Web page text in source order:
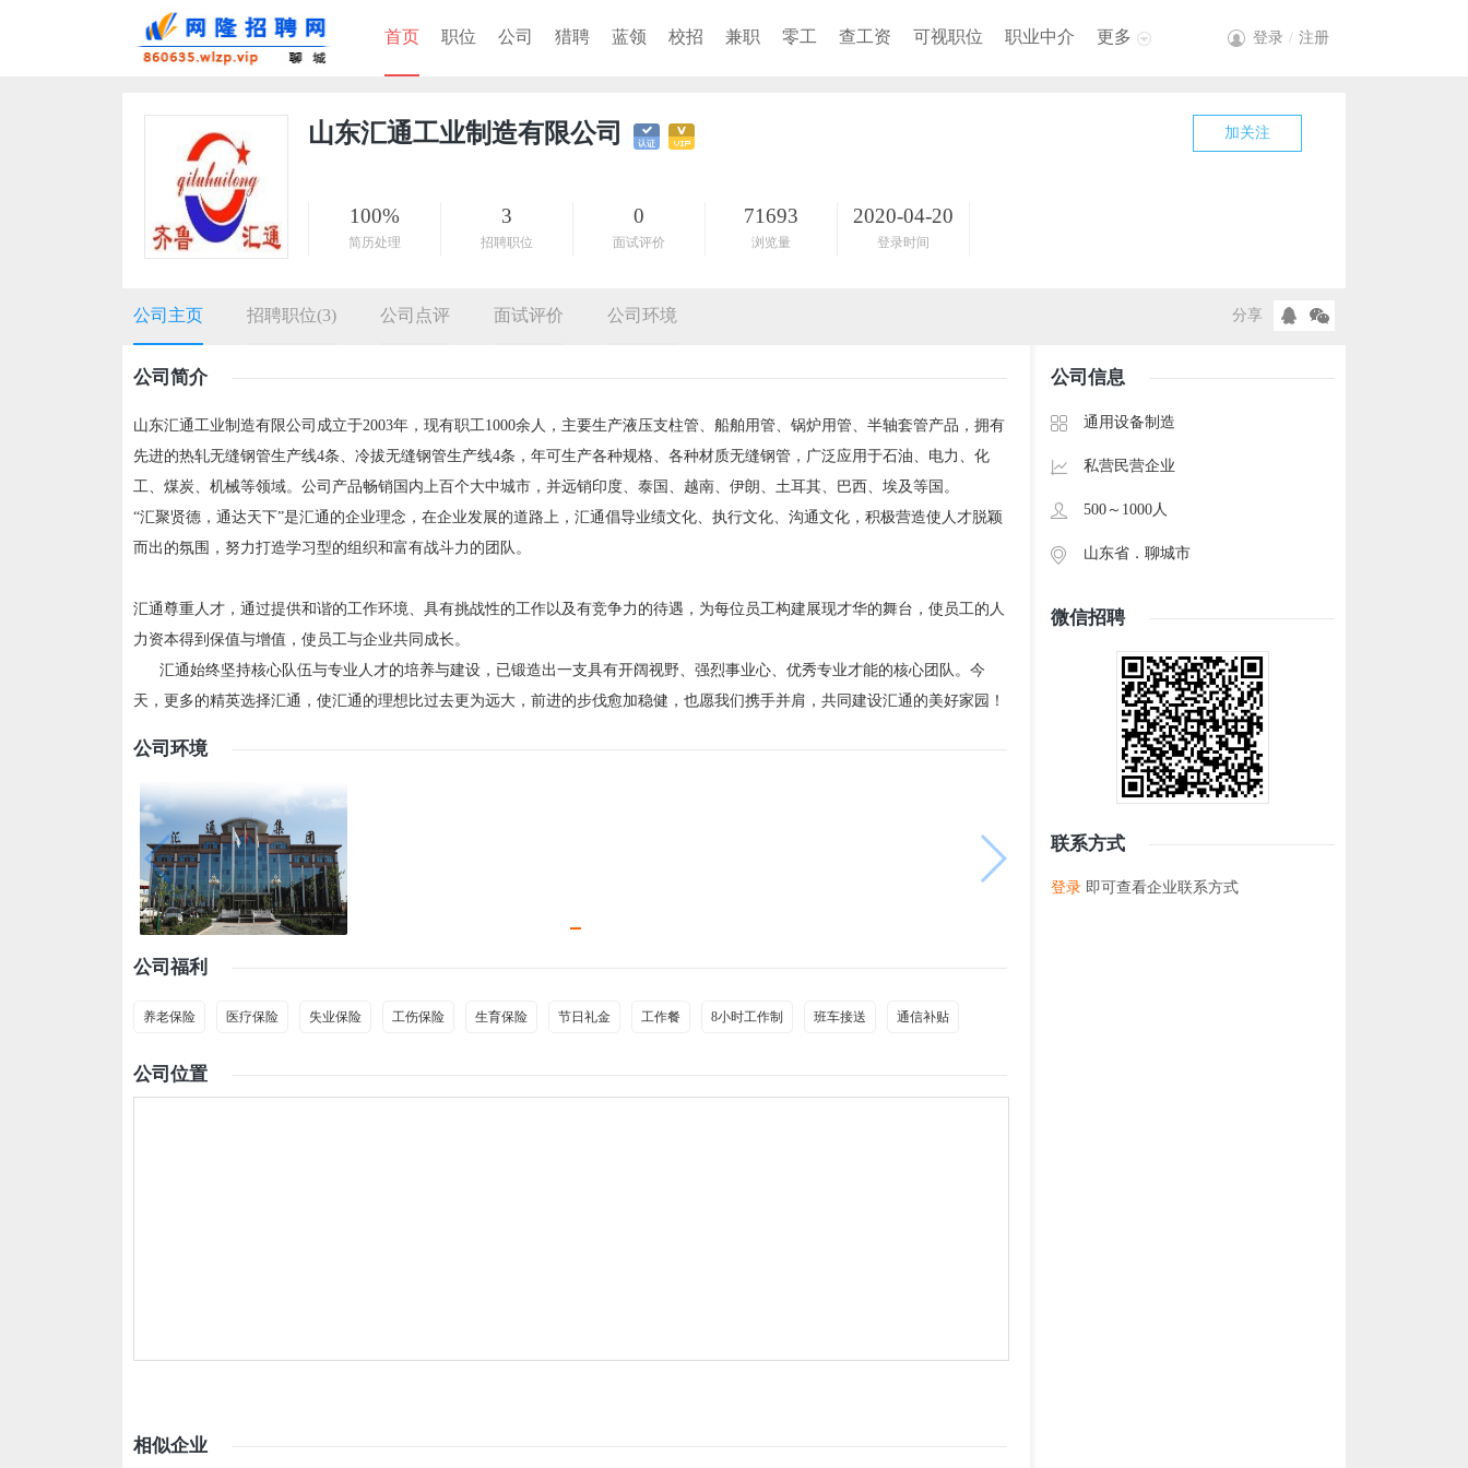
首页 职位 公司 猎聘 蓝领 校招 兼职 零工 查工资 可视职位 职业中介 更多 登录 / 注册
山东汇通工业制造有限公司 加关注
100%
简历处理
3
招聘职位
0
面试评价
71693
浏览量
2020-04-20
登录时间
公司主页 招聘职位(3) 公司点评 面试评价 公司环境 分享
公司简介
山东汇通工业制造有限公司成立于2003年，现有职工1000余人，主要生产液压支柱管、船舶用管、锅炉用管、半轴套管产品，拥有
先进的热轧无缝钢管生产线4条、冷拔无缝钢管生产线4条，年可生产各种规格、各种材质无缝钢管，广泛应用于石油、电力、化
工、煤炭、机械等领域。公司产品畅销国内上百个大中城市，并远销印度、泰国、越南、伊朗、土耳其、巴西、埃及等国。
“汇聚贤德，通达天下”是汇通的企业理念，在企业发展的道路上，汇通倡导业绩文化、执行文化、沟通文化，积极营造使人才脱颖
而出的氛围，努力打造学习型的组织和富有战斗力的团队。
汇通尊重人才，通过提供和谐的工作环境、具有挑战性的工作以及有竞争力的待遇，为每位员工构建展现才华的舞台，使员工的人
力资本得到保值与增值，使员工与企业共同成长。
汇通始终坚持核心队伍与专业人才的培养与建设，已锻造出一支具有开阔视野、强烈事业心、优秀专业才能的核心团队。今
天，更多的精英选择汇通，使汇通的理想比过去更为远大，前进的步伐愈加稳健，也愿我们携手并肩，共同建设汇通的美好家园！
公司环境
公司福利
养老保险 医疗保险 失业保险 工伤保险 生育保险 节日礼金 工作餐 8小时工作制 班车接送 通信补贴
公司位置
相似企业
公司信息
通用设备制造
私营民营企业
500～1000人
山东省． 聊城市
微信招聘
联系方式
登录 即可查看企业联系方式